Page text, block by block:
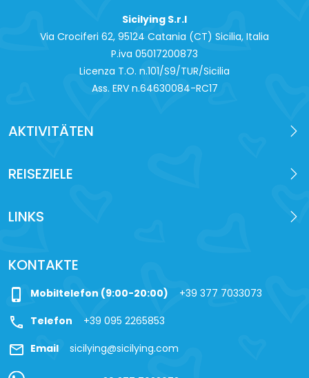
Sicilying S.r.l
Via Crociferi 62, 95124 Catania (CT) Sicilia, Italia
P.iva 0‍5017200873
Licenza T.O. n.101/S9/TUR/Sicilia
Ass. ERV n.64630084-RC17
AKTIVITÄTEN
REISEZIELE
LINKS
KONTAKTE
phone_iphone Mobiltelefon (9:00-20:00) +39 377 7033073
call Telefon +39 095 2265853
mail Email sicilying@sicilying.com